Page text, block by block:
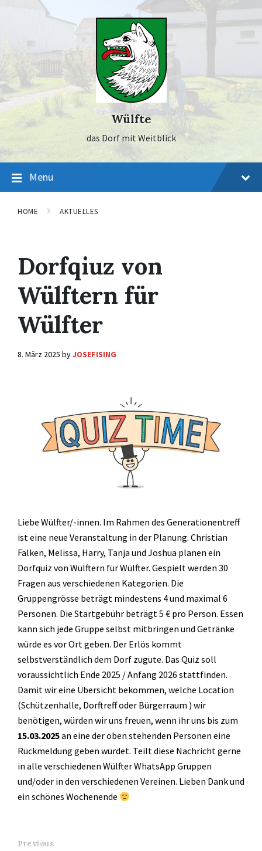
Wülfte
das Dorf mit Weitblick
Menu
HOME AKTUELLES
Dorfqiuz von
Wülftern für
Wülfter
8. März 2025 byJOSEFISING
Liebe Wülfter/-innen. Im Rahmen des Generationentreff
ist eine neue Veranstaltung in der Planung. Christian
Falken, Melissa, Harry, Tanja und Joshua planen ein
Dorfquiz von Wülftern für Wülfter. Gespielt werden 30
Fragen aus verschiedenen Kategorien. Die
Gruppengrösse beträgt mindestens 4 und maximal 6
Personen. Die Startgebühr beträgt 5 € pro Person. Essen
kann sich jede Gruppe selbst mitbringen und Getränke
würde es vor Ort geben. Der Erlös kommt
selbstverständlich dem Dorf zugute. Das Quiz soll
voraussichtlich Ende 2025 / Anfang 2026 stattfinden.
Damit wir eine Übersicht bekommen, welche Location
(Schützenhalle, Dorftreff oder Bürgerraum ) wir
benötigen, würden wir uns freuen, wenn ihr uns bis zum
15.03.2025an eine der oben stehenden Personen eine
Rückmeldung geben würdet. Teilt diese Nachricht gerne
in alle verschiedenen Wülfter WhatsApp Gruppen
und/oder in den verschiedenen Vereinen. Lieben Dank und
ein schönes Wochenende
Previous